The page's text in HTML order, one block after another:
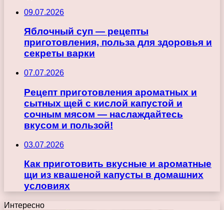
09.07.2026
Яблочный суп — рецепты
приготовления, польза для здоровья и
секреты варки
07.07.2026
Рецепт приготовления ароматных и
сытных щей с кислой капустой и
сочным мясом — наслаждайтесь
вкусом и пользой!
03.07.2026
Как приготовить вкусные и ароматные
щи из квашеной капусты в домашних
условиях
Интересно